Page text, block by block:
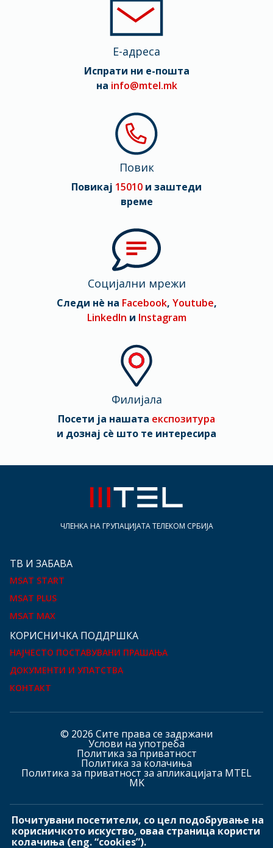
E-адреса
Испрати ни е-пошта
на info@mtel.mk
Повик
Повикај 15010 и заштеди
време
Социјални мрежи
Следи нè на Facebook, Youtube,
LinkedIn и Instagram
Филијала
Посети ја нашата експозитура
и дознај сè што те интересира
ЧЛЕНКА НА ГРУПАЦИЈАТА ТЕЛЕКОМ СРБИЈА
ТВ И ЗАБАВА
MSAT START
MSAT PLUS
MSAT MAX
КOРИСНИЧКА ПОДДРШКА
НАЈЧЕСТО ПОСТАВУВАНИ ПРАШАЊА
ДОКУМЕНТИ И УПАТСТВА
КОНТАКТ
© 2026 Сите права се задржани
Услови на употреба
Политика за приватност
Политика за колачиња
Политика за приватност за апликацијата MTEL
MK
Hашите страници
Почитувани посетители, со цел подобрување на
корисничкото искуство, оваа страница користи
колачиња (eng. “cookies”).